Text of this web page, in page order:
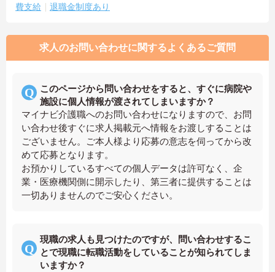
費支給
退職金制度あり
求人のお問い合わせに関するよくあるご質問
このページから問い合わせをすると、すぐに病院や
施設に個人情報が渡されてしまいますか？
マイナビ介護職へのお問い合わせになりますので、お問
い合わせ後すぐに求人掲載元へ情報をお渡しすることは
ございません。ご本人様より応募の意志を伺ってから改
めて応募となります。
お預かりしているすべての個人データは許可なく、企
業・医療機関側に開示したり、第三者に提供することは
一切ありませんのでご安心ください。
現職の求人も見つけたのですが、問い合わせするこ
とで現職に転職活動をしていることが知られてしま
いますか？